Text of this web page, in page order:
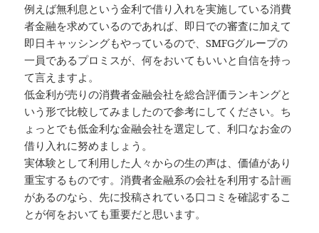
例えば無利息という金利で借り入れを実施している消費
者金融を求めているのであれば、即日での審査に加えて
即日キャッシングもやっているので、SMFGグループの
一員であるプロミスが、何をおいてもいいと自信を持っ
て言えますよ。
低金利が売りの消費者金融会社を総合評価ランキングと
いう形で比較してみましたので参考にしてください。ち
ょっとでも低金利な金融会社を選定して、利口なお金の
借り入れに努めましょう。
実体験として利用した人々からの生の声は、価値があり
重宝するものです。消費者金融系の会社を利用する計画
があるのなら、先に投稿されている口コミを確認するこ
とが何をおいても重要だと思います。